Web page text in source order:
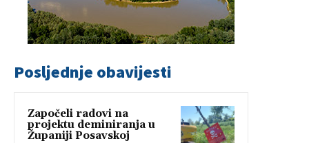
Posljednje obavijesti
Započeli radovi na
projektu deminiranja u
Županiji Posavskoj